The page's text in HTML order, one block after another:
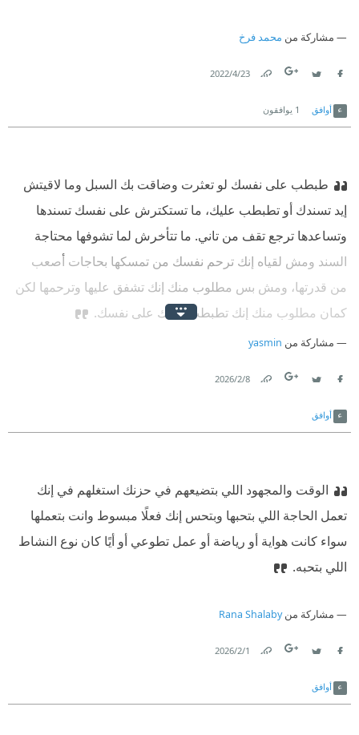
مشاركة من محمد فرخ
23‏/4‏/2022
أوافق 1 يوافقون
طبطب على نفسك ‫ لو تعثرت وضاقت بك السبل وما لاقيتش
إيد تسندك أو تطبطب عليك، ما تستكترش على نفسك تسندها
وتساعدها ترجع تقف من تاني. ما تتأخرش لما تشوفها محتاجة
السند ومش لقياه إنك ترحم نفسك من تمسكها بحاجات أصعب
من قدرتها، ومش بس مطلوب منك إنك تشفق عليها وترحمها لكن
كمان مطلوب منك إنك تطبطب بإيدك على نفسك.
مشاركة من yasmin
8‏/2‏/2026
أوافق
الوقت والمجهود اللي بتضيعهم في حزنك استغلهم في إنك
تعمل الحاجة اللي بتحبها وبتحس إنك فعلًا مبسوط وانت بتعملها
سواء كانت هواية أو رياضة أو عمل تطوعي أو أيًا كان نوع النشاط
اللي بتحبه.
مشاركة منRana Shalaby
1‏/2‏/2026
أوافق